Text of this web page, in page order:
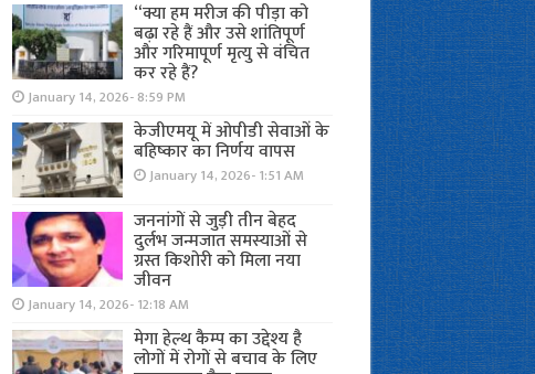
“क्या हम मरीज की पीड़ा को
बढ़ा रहे हैं और उसे शांतिपूर्ण
और गरिमापूर्ण मृत्यु से वंचित
कर रहे हैं?
January 14, 2026- 8:59 PM
केजीएमयू में ओपीडी सेवाओं के
बहिष्कार का निर्णय वापस
January 14, 2026- 1:51 AM
जननांगों से जुड़ी तीन बेहद
दुर्लभ जन्मजात समस्याओं से
ग्रस्त किशोरी को मिला नया
जीवन
January 14, 2026- 12:18 AM
मेगा हेल्थ कैम्प का उद्देश्य है
लोगों में रोगों से बचाव के लिए